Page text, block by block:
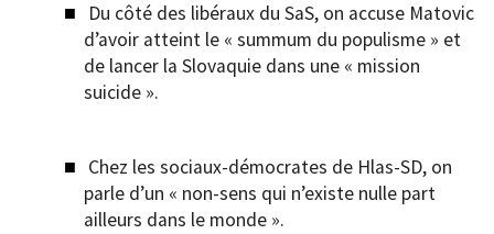
Du côté des libéraux du SaS, on accuse Matovic
d’avoir atteint le « summum du populisme » et
de lancer la Slovaquie dans une « mission
suicide ».
Chez les sociaux-démocrates de Hlas-SD, on
parle d’un « non-sens qui n’existe nulle part
ailleurs dans le monde ».